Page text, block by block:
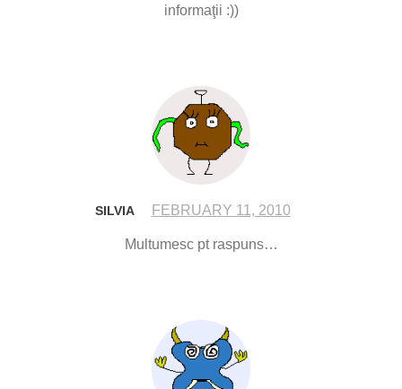
informaţii :))
SILVIA FEBRUARY 11, 2010
Multumesc pt raspuns…